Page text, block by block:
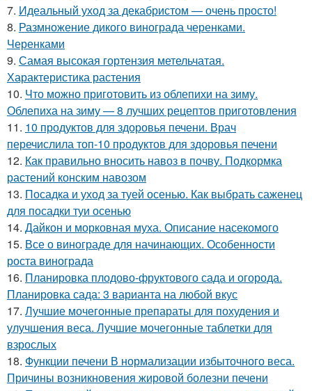
7. Идеальный уход за декабристом — очень просто!
8. Размножение дикого винограда черенками.
Черенками
9. Самая высокая гортензия метельчатая.
Характеристика растения
10. Что можно приготовить из облепихи на зиму.
Облепиха на зиму — 8 лучших рецептов приготовления
11. 10 продуктов для здоровья печени. Врач
перечислила топ-10 продуктов для здоровья печени
12. Как правильно вносить навоз в почву. Подкормка
растений конским навозом
13. Посадка и уход за туей осенью. Как выбрать саженец
для посадки туи осенью
14. Дайкон и морковная муха. Описание насекомого
15. Все о винограде для начинающих. Особенности
роста винограда
16. Планировка плодово-фруктового сада и огорода.
Планировка сада: 3 варианта на любой вкус
17. Лучшие мочегонные препараты для похудения и
улучшения веса. Лучшие мочегонные таблетки для
взрослых
18. Функции печени В нормализации избыточного веса.
Причины возникновения жировой болезни печени